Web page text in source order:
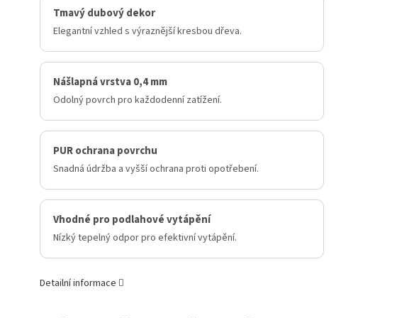
Tmavý dubový dekor
Elegantní vzhled s výraznější kresbou dřeva.
Nášlapná vrstva 0,4 mm
Odolný povrch pro každodenní zatížení.
PUR ochrana povrchu
Snadná údržba a vyšší ochrana proti opotřebení.
Vhodné pro podlahové vytápění
Nízký tepelný odpor pro efektivní vytápění.
Detailní informace